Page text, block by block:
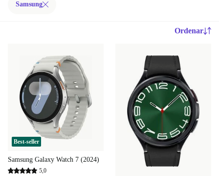
Samsung
Ordenar
Best-seller
Samsung Galaxy Watch 7 (2024)
5,0